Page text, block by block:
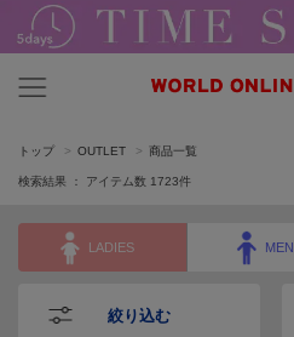
トップ OUTLET 商品一覧
検索結果 ： アイテム数 1723件
LADIES MEN
絞り込む